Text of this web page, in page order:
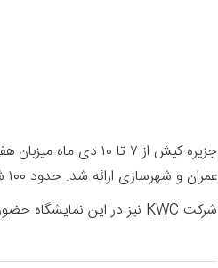
جزیره کیش از ۷
عمران و شهرسازی ارائه شد. حدود ۱۰۰ شرکت تخصصی فعال در صنعت ساختمان کشور، در این رویداد حضور داشتند.
شرکت KWC نیز در این نمایشگاه حضور داشت و جدیدترین محصولات خود را در معرض دید مصرف کنندگان و انبوه سازها قرار داد.